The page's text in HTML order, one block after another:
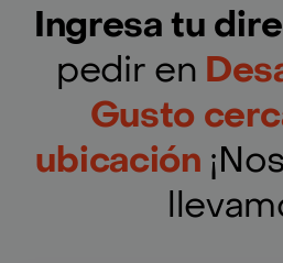
Ingresa tu
pedir en
Gusto
ubicación